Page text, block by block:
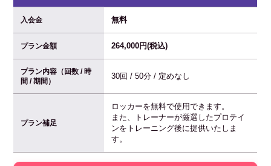
入会金 無料
プラン金額 264,000円(税込)
プラン内容（回数 / 時
間 / 期間）
30回 / 50分 / 定めなし
プラン補足
ロッカーを無料で使用できます。
また、トレーナーが厳選したプロテイ
ンをトレーニング後に提供いたしま
す。